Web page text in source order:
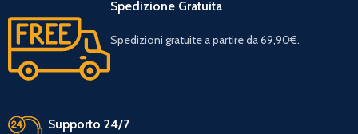
Spedizione Gratuita
Spedizioni gratuite a partire da 69,90€.
Supporto 24/7